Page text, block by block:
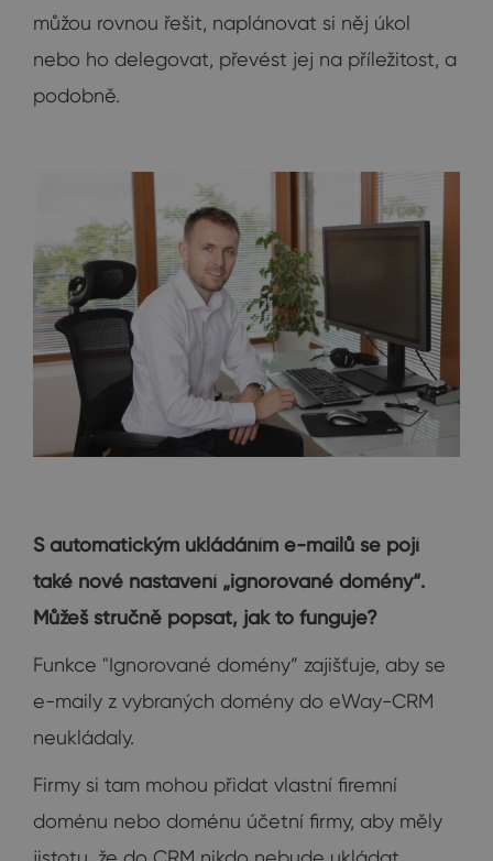
můžou rovnou řešit, naplánovat si něj úkol
nebo ho delegovat, převést jej na příležitost, a
podobně.
S automatickým ukládáním e-mailů se pojí
také nové nastavení „ignorované domény“.
Můžeš stručně popsat, jak to funguje?
Funkce "Ignorované domény” zajišťuje, aby se
e-maily z vybraných domény do eWay-CRM
neukládaly.
Firmy si tam mohou přidat vlastní firemní
doménu nebo doménu účetní firmy, aby měly